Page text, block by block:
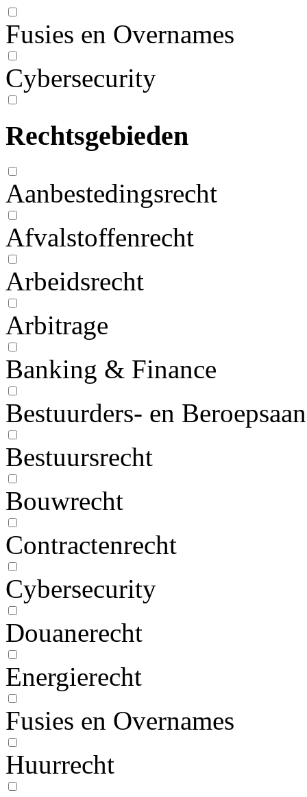
Fusies en Overnames
Cybersecurity
Rechtsgebieden
Aanbestedingsrecht
Afvalstoffenrecht
Arbeidsrecht
Arbitrage
Banking & Finance
Bestuurders- en
Bestuursrecht
Bouwrecht
Contractenrecht
Cybersecurity
Douanerecht
Energierecht
Fusies en Overnames
Huurrecht